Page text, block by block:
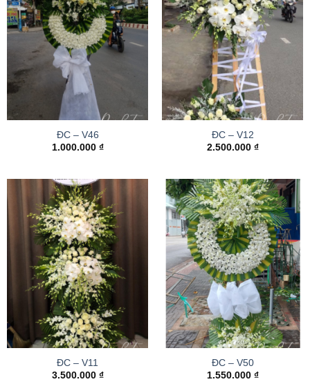
ĐC – V46
1.000.000 ₫
ĐC – V12
2.500.000 ₫
ĐC – V11
3.500.000 ₫
ĐC – V50
1.550.000 ₫